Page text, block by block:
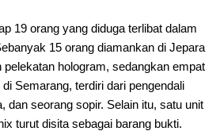
19 orang yang diduga terlibat dalam
15 orang diamankan di Jepara
hologram, sedangkan empat
Semarang, terdiri dari pengendali
dan seorang sopir. Selain itu, satu unit
turut disita sebagai barang bukti.